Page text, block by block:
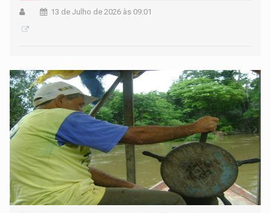
13 de Julho de 2026 às 09:01